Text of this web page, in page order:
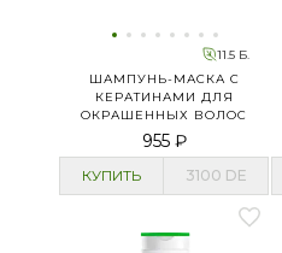
11.5 Б.
ШАМПУНЬ-МАСКА С
КЕРАТИНАМИ ДЛЯ
ОКРАШЕННЫХ ВОЛОС
955 ₽
КУПИТЬ 3100 DE